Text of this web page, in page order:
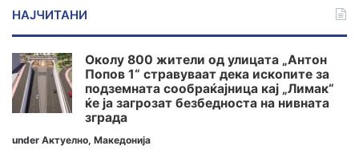
НАЈЧИТАНИ
Околу 800 жители од улицата „Антон
Попов 1“ стравуваат дека ископите за
подземната сообраќајница кај „Лимак“
ќе ја загрозат безбедноста на нивната
зграда
under Актуелно, Македонија